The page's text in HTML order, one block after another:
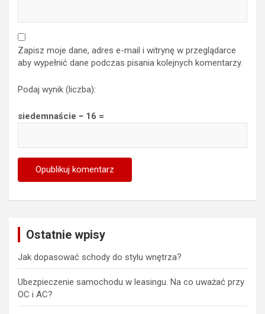
Zapisz moje dane, adres e-mail i witrynę w przeglądarce
aby wypełnić dane podczas pisania kolejnych komentarzy.
Podaj wynik (liczba):
siedemnaście − 16 =
Ostatnie wpisy
Jak dopasować schody do stylu wnętrza?
Ubezpieczenie samochodu w leasingu. Na co uważać przy
OC i AC?